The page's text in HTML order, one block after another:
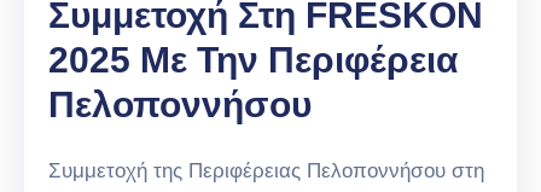
Συμμετοχή Στη FRESKON
2025 Με Την Περιφέρεια
Πελοποννήσου
Συμμετοχή της Περιφέρειας Πελοποννήσου στη